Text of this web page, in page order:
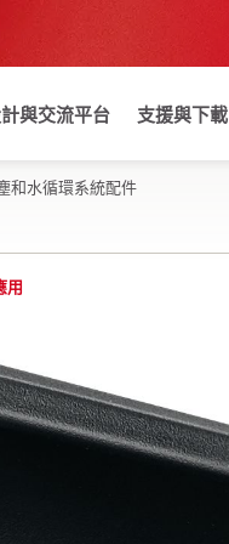
與交流平台 支援與下載
和水循環系統配件
用